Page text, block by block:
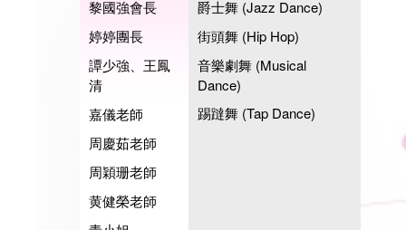
黎國強會長
婷婷團長
譚少強、王鳳
清
嘉儀老師
周慶茹老師
周穎珊老師
黄健榮老師
爵士舞 (Jazz Dance)
街頭舞 (Hip Hop)
音樂劇舞 (Musical
Dance)
踢躂舞 (Tap Dance)